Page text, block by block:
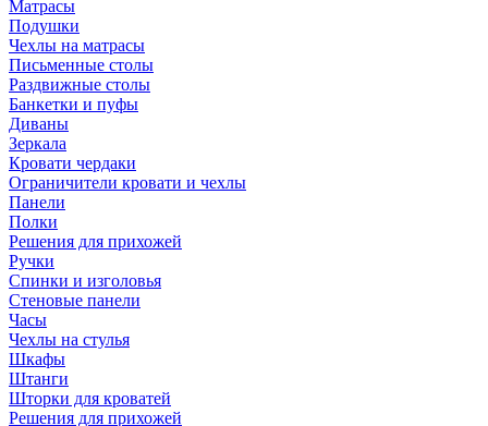
Матрасы
Подушки
Чехлы на матрасы
Письменные столы
Раздвижные столы
Банкетки и пуфы
Диваны
Зеркала
Кровати чердаки
Ограничители кровати и чехлы
Панели
Полки
Решения для прихожей
Ручки
Спинки и изголовья
Стеновые панели
Часы
Чехлы на стулья
Шкафы
Штанги
Шторки для кроватей
Решения для прихожей